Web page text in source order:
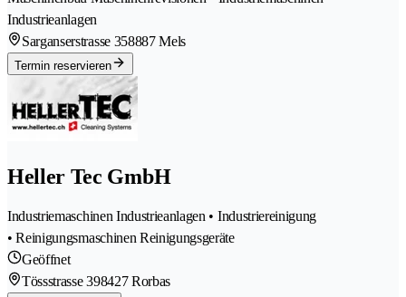
Industrieanlagen
Sarganserstrasse 358887 Mels
Termin reservieren
Heller Tec GmbH
Industriemaschinen Industrieanlagen • Industriereinigung
• Reinigungsmaschinen Reinigungsgeräte
Geöffnet
Tössstrasse 398427 Rorbas